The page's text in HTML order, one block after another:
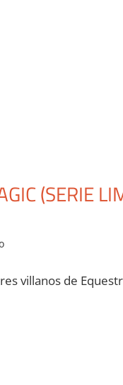
(SERIE
villanos de